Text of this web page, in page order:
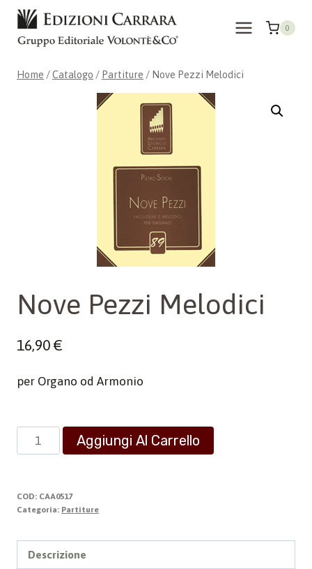
Salta
contenuto
0
Home /Catalogo / Partiture / Nove Pezzi Melodici
Nove Pezzi Melodici
16,90€
per Organo od Armonio
Nove
Pezzi
quantità
Aggiungi Al Carrello
COD: CAA0517
Categoria: Partiture
Descrizione